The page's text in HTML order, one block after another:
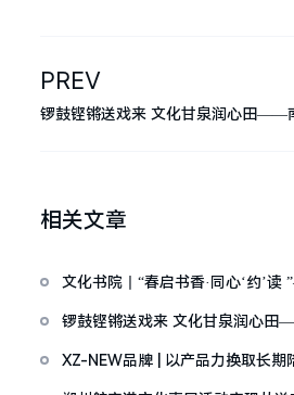
PREV
锣鼓铿锵送戏来 文化甘泉润心田——
相关文章
文化书院丨“春启书香·同心‘约’读
锣鼓铿锵送戏来 文化甘泉润心田
XZ-NEW品牌 | 以产品力换取长期